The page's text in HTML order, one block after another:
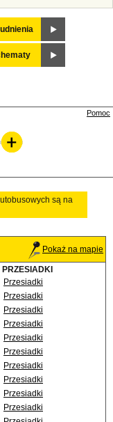
Pomoc
są na
Pokaż na mapie
PRZESIADKI
Przesiadki
Przesiadki
Przesiadki
Przesiadki
Przesiadki
Przesiadki
Przesiadki
Przesiadki
Przesiadki
Przesiadki